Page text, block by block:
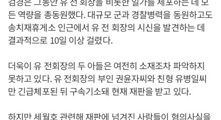
든 역량을 총동원했다. 대규모 군과 경찰병력을 동원하고도
송치재휴게소 인근에서 유 전 회장의 시신을 발견하는 데
결과적으로 10일 이상 걸렸다.
더욱이 유 전회장의 두 아들은 여전히 소재조차 파악하지
못하고 있다. 유 전회장의 부인 권윤자씨와 친형 유병일씨
만 긴급체포된 뒤 구속기소돼 현재 재판을 받고 있다.
하지만 세월호 관련해 재판에 넘겨진 사람들이 혐의사실을